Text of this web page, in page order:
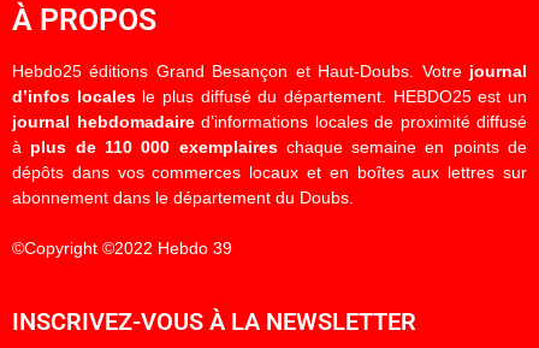
À PROPOS
Hebdo25 éditions Grand Besançon et Haut-Doubs. Votre journal
d’infos localesle plus diffusé du département. HEBDO25 est un
journal hebdomadaired’informations locales de proximité diffusé
à plus de 110 000 exemplaireschaque semaine en points de
dépôts dans vos commerces locaux et en boîtes aux lettres sur
abonnement dans le département du Doubs.
©Copyright ©2022 Hebdo 39
INSCRIVEZ-VOUS À LA NEWSLETTER